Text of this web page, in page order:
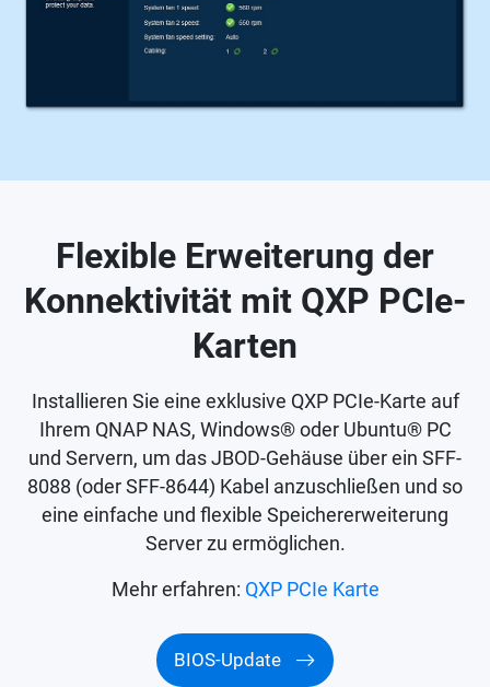
Flexible Erweiterung der
Konnektivität mit QXP PCIe-
Karten
Installieren Sie eine exklusive QXP PCIe-Karte auf
Ihrem QNAP NAS, Windows® oder Ubuntu® PC
und Servern, um das JBOD-Gehäuse über ein SFF-
8088 (oder SFF-8644) Kabel anzuschließen und so
eine einfache und flexible Speichererweiterung
Server zu ermöglichen.
Mehr erfahren: QXP PCIe Karte
BIOS-Update